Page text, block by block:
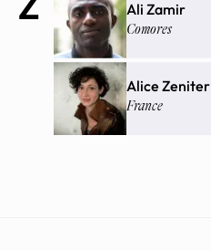
Ali Zamir
Comores
Alice Zeniter
France